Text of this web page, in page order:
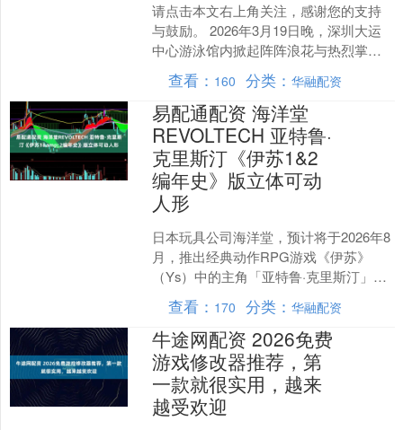
请点击本文右上角关注，感谢您的支持
与鼓励。 2026年3月19日晚，深圳大运
中心游泳馆内掀起阵阵浪花与热烈掌
声，2026年中国游泳公开赛女子800米自
由泳决赛圆....
查看： 160 分类：华融配资
易配通配资 海洋堂
REVOLTECH 亚特鲁·
克里斯汀《伊苏1&2
编年史》版立体可动
人形
日本玩具公司海洋堂，预计将于2026年8
月，推出经典动作RPG游戏《伊苏》
（Ys）中的主角「亚特鲁·克里斯汀」
（アドル=クリスティン）之《伊苏12編
年史》版本的....
查看： 170 分类：华融配资
牛途网配资 2026免费
游戏修改器推荐，第
一款就很实用，越来
越受欢迎